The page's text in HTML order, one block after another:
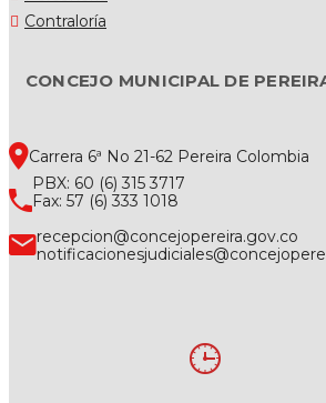
Contraloría
CONCEJO MUNICIPAL DE
Carrera 6ª No 21-62 Pereira Colombia
PBX: 60 (6) 315 3717
Fax: 57 (6) 333 1018
recepcion@concejopereira.gov.co